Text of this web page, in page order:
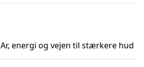
energi og vejen til stærkere hud